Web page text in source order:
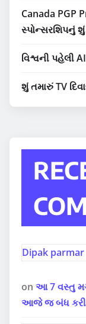
Canada PGP
સ્પોન્સરશિપનું
વિશ્વની પહેલી
શું તમારું TV
Dipak parmar
on આ 7 વસ્તુ
આજે જ બંધ કરી